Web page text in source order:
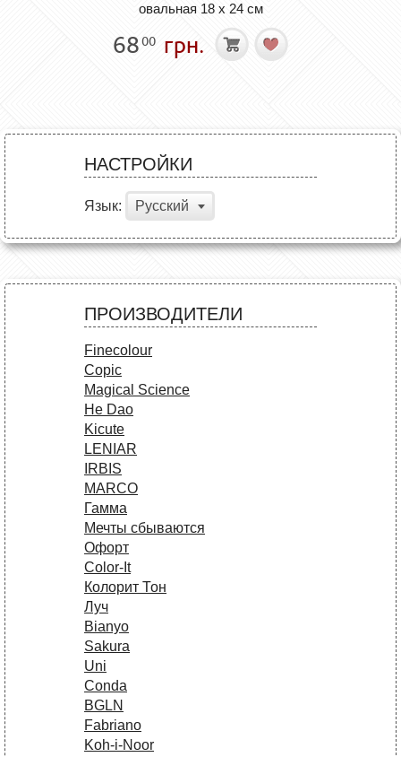
овальная 18 х 24 см
6800 грн.
НАСТРОЙКИ
Язык: Русский
ПРОИЗВОДИТЕЛИ
Finecolour
Copic
Magical Science
He Dao
Kicute
LENIAR
IRBIS
MARCO
Гамма
Мечты сбываются
Офорт
Сolor-It
Колорит Тон
Луч
Bianyo
Sakura
Uni
Conda
BGLN
Fabriano
Koh-i-Noor